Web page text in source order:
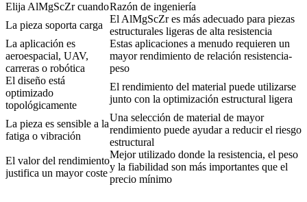
Elija AlMgScZr cuandoRazón de ingeniería
La pieza soporta carga
El AlMgScZr es más adecuado para piezas
estructurales ligeras de alta resistencia
La aplicación es
aeroespacial, UAV,
carreras o robótica
Estas aplicaciones a menudo requieren un
mayor rendimiento de relación resistencia-
peso
El diseño está
optimizado
topológicamente
El rendimiento del material puede utilizarse
junto con la optimización estructural ligera
La pieza es sensible a la
fatiga o vibración
Una selección de material de mayor
rendimiento puede ayudar a reducir el riesgo
estructural
El valor del rendimiento
justifica un mayor coste
Mejor utilizado donde la resistencia, el peso
y la fiabilidad son más importantes que el
precio mínimo